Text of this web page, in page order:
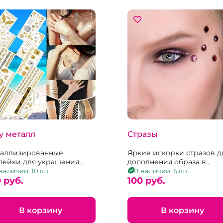
металл
для украшения
и создания образа в
10 шт.
pуб.
В корзину
Стразы
Яркие искорки стразов
дополнения образа в
ассортименте.
В наличии: 6 шт.
100 pуб.
В корзину